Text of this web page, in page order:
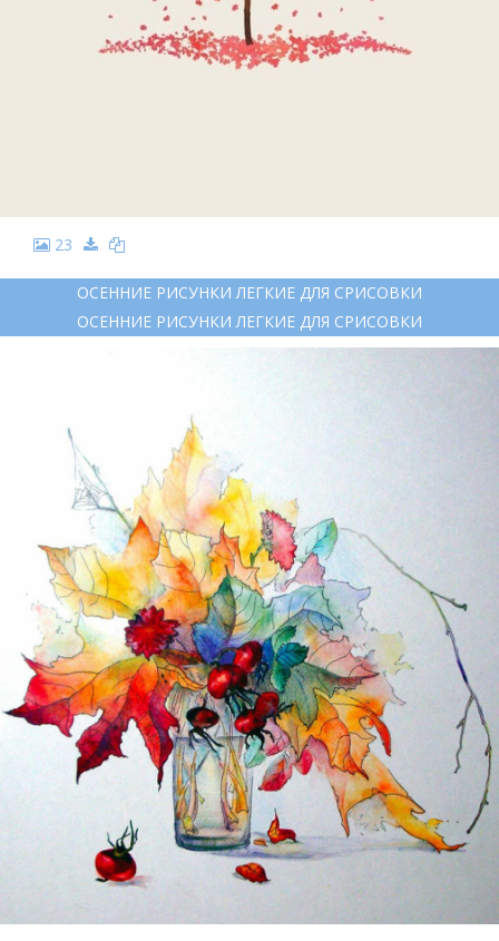
23
ОСЕННИЕ РИСУНКИ ЛЕГКИЕ ДЛЯ СРИСОВКИ
ОСЕННИЕ РИСУНКИ ЛЕГКИЕ ДЛЯ СРИСОВКИ